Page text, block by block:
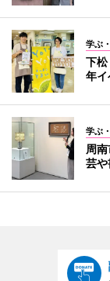
学ぶ
下
年
学ぶ
周
芸や